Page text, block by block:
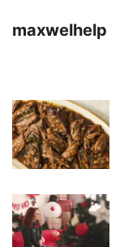
maxwelhelp